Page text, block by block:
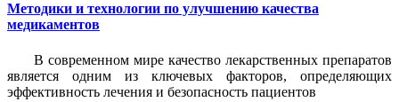
Методики и технологии по улучшению качества
медикаментов
В современном мире качество лекарственных препаратов
является одним из ключевых факторов, определяющих
эффективность лечения и безопасность пациентов